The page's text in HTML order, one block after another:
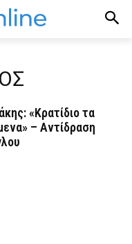
«Κρατίδιο τα
– Αντίδραση